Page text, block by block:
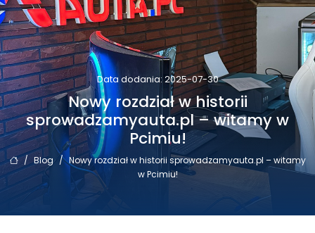
Data dodania: 2025-07-30
Nowy rozdział w historii
sprowadzamyauta.pl – witamy w
Pcimiu!
/ Blog / Nowy rozdział w historii sprowadzamyauta.pl – witamy
w Pcimiu!